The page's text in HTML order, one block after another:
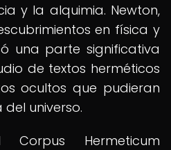
y la alquimia. Newton,
en física y
una parte significativa
de textos herméticos
ocultos que pudieran
universo.
Hermeticum